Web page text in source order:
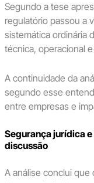
Segundo a tese
regulatório passou a
sistemática ordinária
técnica, operacional
A continuidade da
segundo esse
entre empresas e
Segurança jurídica
discussão
A análise conclui que